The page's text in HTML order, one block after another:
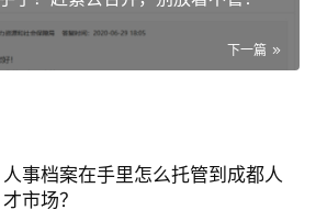
下一篇
人事档案在手里怎么托管到成都人
才市场？